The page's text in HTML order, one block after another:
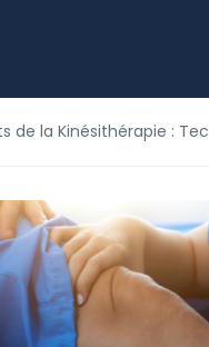
de la Kinésithérapie :